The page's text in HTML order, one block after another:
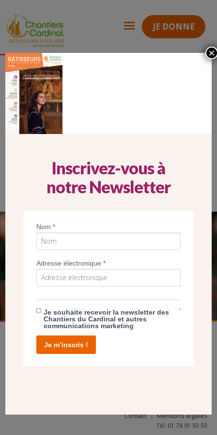
JE DONNE
Chantiers
du
Cardinal
couv 240 V1
SEUL VOTRE DON
NOUS PERMET D’AGIR
FAIRE UN DON
Contact Mentions légales
Tél. 01 78 91 93 93
Inscrivez-vous à
notre Newsletter
Nom*
Adresse électronique*
Je souhaite recevoir la newsletter des
Chantiers du Cardinal et autres
communications marketing
*
Je m’inscris !
×